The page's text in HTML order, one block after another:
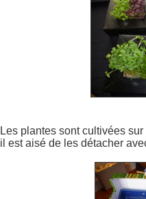
Les plantes sont cultivées
il est aisé de les détacher